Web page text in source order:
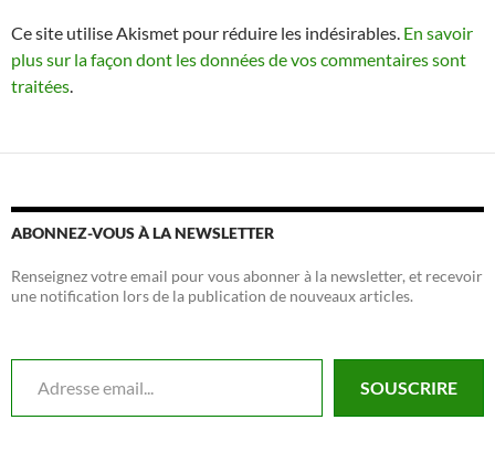
Ce site utilise Akismet pour réduire les indésirables. En savoir
plus sur la façon dont les données de vos commentaires sont
traitées
ABONNEZ-VOUS À LA NEWSLETTER
Renseignez votre email pour vous abonner à la newsletter, et recevoir
une notification lors de la publication de nouveaux articles.
Adresse email...
SOUSCRIRE